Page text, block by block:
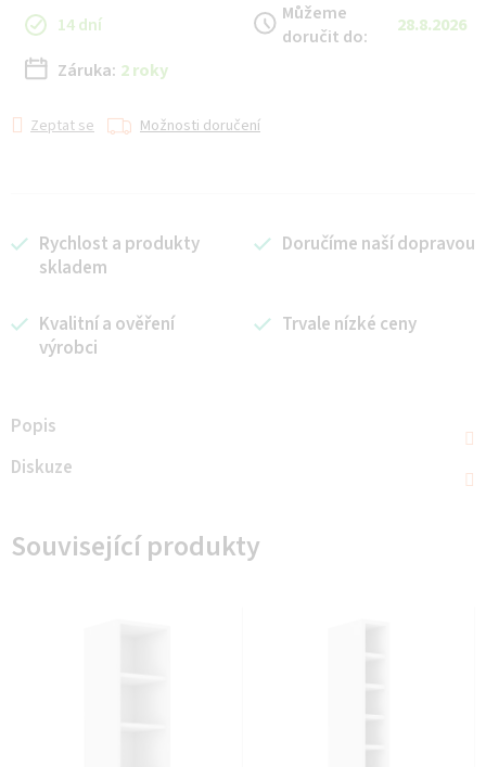
14 dní
Můžeme
doručit do:
28.8.2026
Záruka: 2 roky
Zeptat se Možnosti doručení
Rychlost a produkty
skladem
Doručíme naší dopravou
Kvalitní a ověření
výrobci
Trvale nízké ceny
Popis
Diskuze
Související produkty